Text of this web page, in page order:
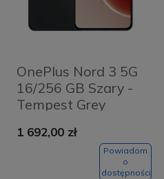
OnePlus Nord 3 5G
16/256 GB Szary -
Tempest Grey
1 692,00 zł
Powiadom
o
dostępności